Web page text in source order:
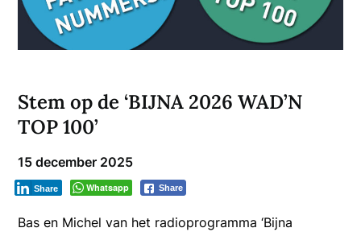
Stem op de ‘BIJNA 2026 WAD’N
TOP 100’
15 december 2025
Whatsapp Share
Share
Bas en Michel van het radioprogramma ‘Bijna